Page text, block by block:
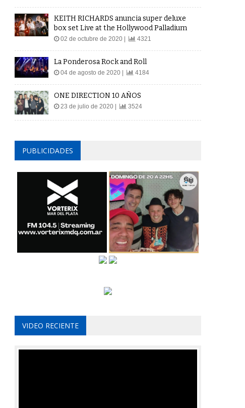
KEITH RICHARDS anuncia super deluxe
box set Live at the Hollywood Palladium
02 de octubre de 2020 | 4321
La Ponderosa Rock and Roll
04 de agosto de 2020 | 4184
ONE DIRECTION 10 AÑOS
23 de julio de 2020 | 3524
PUBLICIDADES
VIDEO RECIENTE